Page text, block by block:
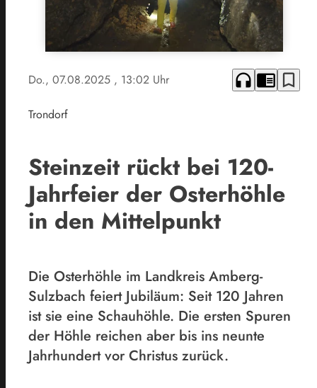
Do., 07.08.2025 , 13:02 Uhr headphones chrome_reader_mode bookmark_border
Trondorf
Steinzeit rückt bei 120-
Jahrfeier der Osterhöhle
in den Mittelpunkt
Die Osterhöhle im Landkreis Amberg-
Sulzbach feiert Jubiläum: Seit 120 Jahren
ist sie eine Schauhöhle. Die ersten Spuren
der Höhle reichen aber bis ins neunte
Jahrhundert vor Christus zurück.